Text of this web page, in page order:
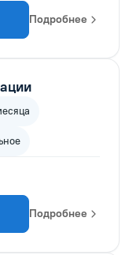
Подробнее
Подробнее